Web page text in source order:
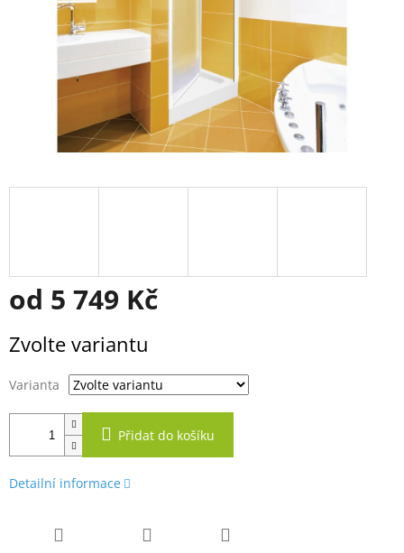
od 5 749 Kč
cena:
Zvolte variantu
Varianta
Přidat do košíku
Detailní informace